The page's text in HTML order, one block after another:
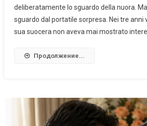
deliberatamente lo sguardo della nuora.
sguardo dal portatile sorpresa. Nei tre anni
sua suocera non aveva mai mostrato
Продолжение...